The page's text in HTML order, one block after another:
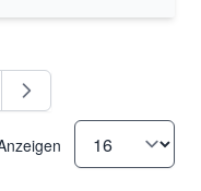
Seite